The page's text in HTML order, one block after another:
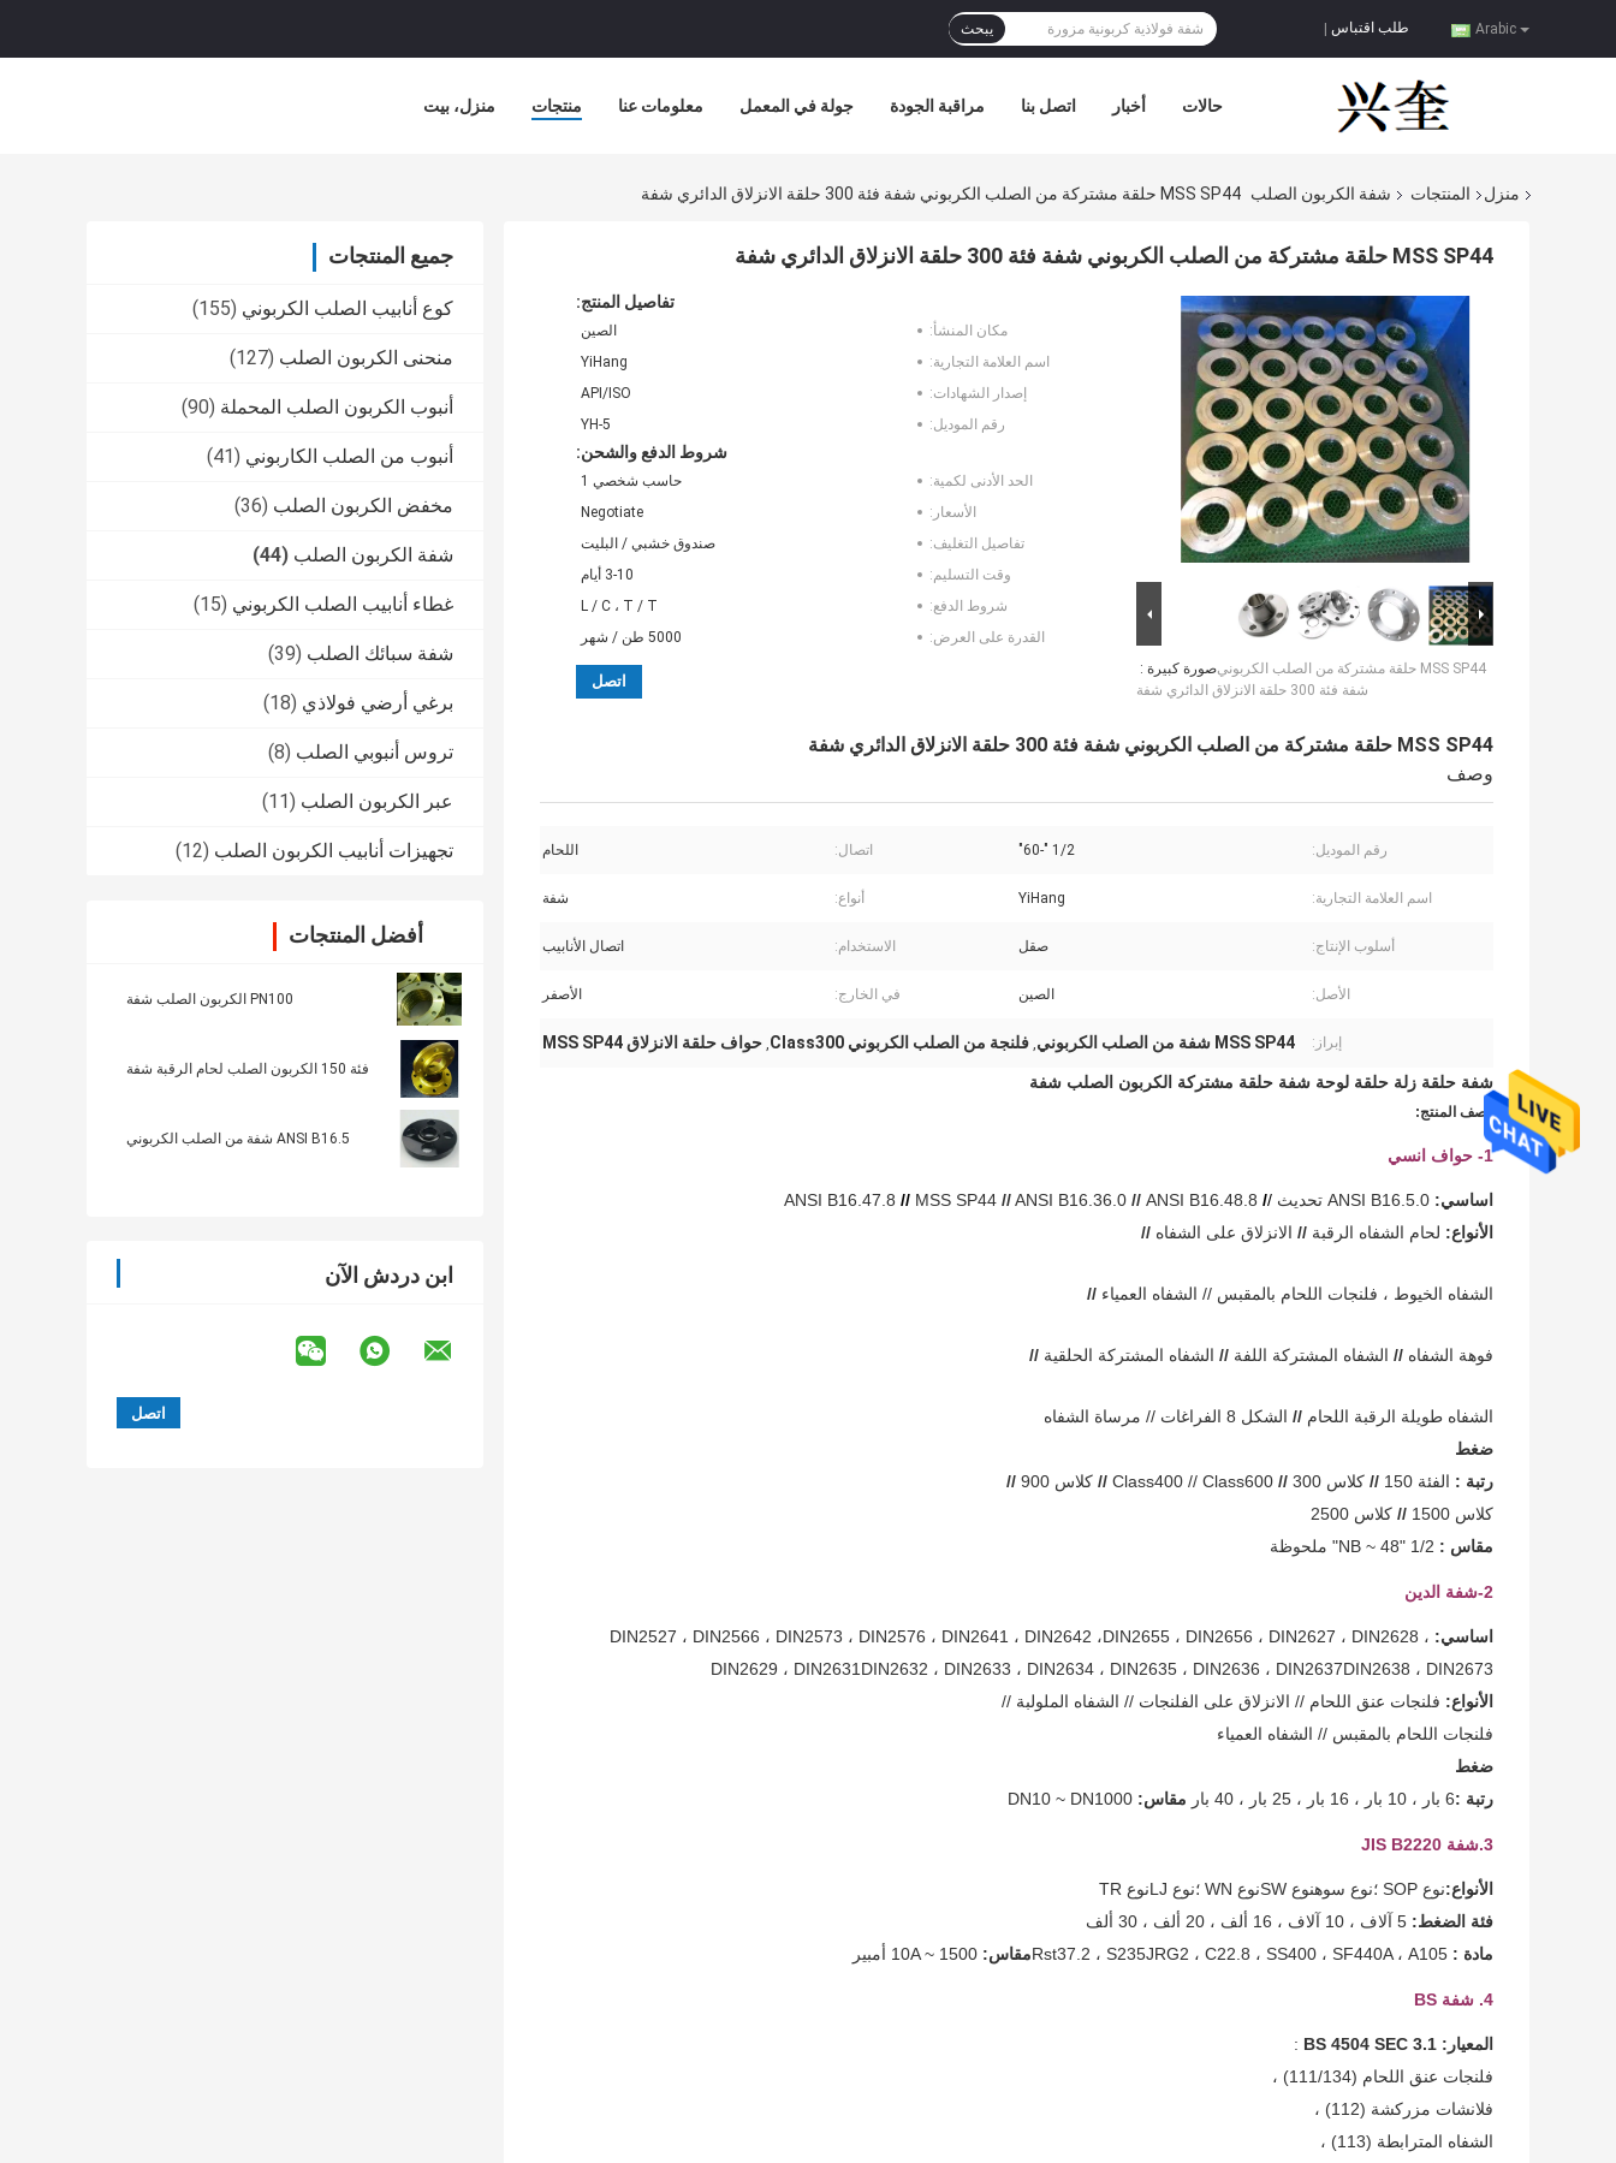
Arabic طلب اقتباس يبحث
منزل، بيت منتجات معلومات عنا جولة في المعمل مراقبة الجودة اتصل بنا أخبار حالات
منزل المنتجات شفة الكربون الصلب MSS SP44 حلقة مشتركة من الصلب الكربوني شفة فئة 300 حلقة الانزلاق الدائري شفة
جميع المنتجات
كوع أنابيب الصلب الكربوني (155)
منحنى الكربون الصلب (127)
أنبوب الكربون الصلب المحملة (90)
أنبوب من الصلب الكاربوني (41)
مخفض الكربون الصلب (36)
شفة الكربون الصلب (44)
غطاء أنابيب الصلب الكربوني (15)
شفة سبائك الصلب (39)
برغي أرضي فولاذي (18)
تروس أنبوبي الصلب (8)
عبر الكربون الصلب (11)
تجهيزات أنابيب الكربون الصلب (12)
أفضل المنتجات
PN100 الكربون الصلب شفة
فئة 150 الكربون الصلب لحام الرقبة شفة
ANSI B16.5 شفة من الصلب الكربوني
ابن دردش الآن
MSS SP44 حلقة مشتركة من الصلب الكربوني شفة فئة 300 حلقة الانزلاق الدائري شفة
صورة كبيرة :MSS SP44 حلقة مشتركة من الصلب الكربوني
شفة فئة 300 حلقة الانزلاق الدائري شفة
تفاصيل المنتج:
مكان المنشأ:
الصين
اسم العلامة التجارية:
YiHang
إصدار الشهادات:
API/ISO
رقم الموديل:
YH-5
شروط الدفع والشحن:
الحد الأدنى لكمية:
حاسب شخصي 1
الأسعار:
Negotiate
تفاصيل التغليف:
صندوق خشبي / البليت
وقت التسليم:
3-10 أيام
شروط الدفع:
L / C ، T / T
القدرة على العرض:
5000 طن / شهر
اتصل
MSS SP44 حلقة مشتركة من الصلب الكربوني شفة فئة 300 حلقة الانزلاق الدائري شفة
وصف
رقم الموديل: 1/2 "-60" اتصال: اللحام
اسم العلامة التجارية: YiHang أنواع: شفة
أسلوب الإنتاج: صقل الاستخدام: اتصال الأنابيب
الأصل: الصين في الخارج: الأصفر
إبراز: MSS SP44 شفة من الصلب الكربوني , فلنجة من الصلب الكربوني Class300 , حواف حلقة الانزلاق MSS SP44
شفة حلقة زلة حلقة لوحة شفة حلقة مشتركة الكربون الصلب شفة
وصف المنتج:
1- حواف انسي
اساسي: ANSI B16.5.0 تحديث /
/
ANSI B16.47.8 // MSS SP44 //ANSI B16.36.0 // ANSI B16.48.8
الأنواع: لحام الشفاه الرقبة // الانزلاق على الشفاه //
الشفاه الخيوط ، فلنجات اللحام بالمقبس // الشفاه العمياء //
فوهة الشفاه // الشفاه المشتركة اللفة // الشفاه المشتركة الحلقية //
الشفاه طويلة الرقبة اللحام // الشكل 8 الفراغات // مرساة الشفاه
ضغط
رتبة : الفئة 150 // كلاس 300 //
// كلاس 900
//
كلاس 1500
// كلاس 2500
مقاس : 1/2 "NB ~ 48" ملحوظة
2-شفة الدين
اساسي: DIN2527 ، DIN2566 ، DIN2573 ، DIN2576 ، DIN2641 ، DIN2642 ،DIN2655 ، DIN2656 ، DIN2627 ، DIN2628 ،
DIN2629 ، DIN2631DIN2632 ، DIN2633 ، DIN2634 ، DIN2635 ، DIN2636 ، DIN2637DIN2638 ، DIN2673
الأنواع: فلنجات عنق اللحام // الانزلاق على الفلنجات // الشفاه الملولبة //
فلنجات اللحام بالمقبس // الشفاه العمياء
ضغط
رتبة :6 بار ، 10 بار ، 16 بار ، 25 بار ، 40 بار مقاس:
3. شفة JIS B2220
الأنواع:نوع SOP ؛نوع سوهنوع SWنوع WN ؛نوع LJنوع TR
فئة الضغط: 5 آلاف ، 10 آلاف ، 16 ألف ، 20 ألف ، 30 ألف
مادة :
مقاس: 10A ~ 1500 أمبير
4. شفة BS
المعيار: BS 4504 SEC 3.1
:
فلنجات عنق اللحام (111/134) ،
فلانشات مزركشة (112) ،
الشفاه المترابطة (113) ،